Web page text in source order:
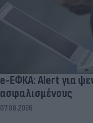
e-ΕΦΚΑ: Alert για
ασφαλισμένους
07.08.2026